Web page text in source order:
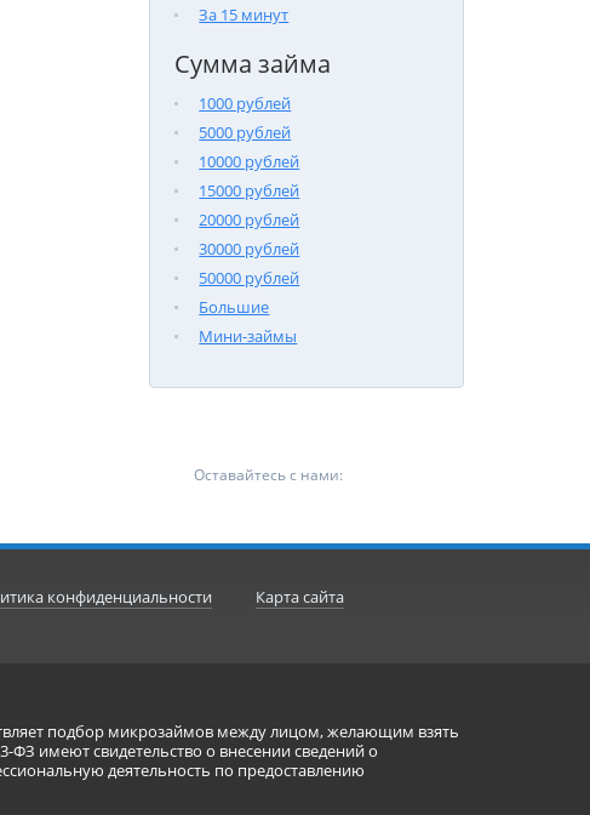
За 15 минут
Сумма займа
1000 рублей
5000 рублей
10000 рублей
15000 рублей
20000 рублей
30000 рублей
50000 рублей
Большие
Мини-займы
Оставайтесь с нами:
конфиденциальности Карта сайта
подбор микрозаймов между лицом, желающим взять
имеют свидетельство о внесении сведений о
деятельность по предоставлению